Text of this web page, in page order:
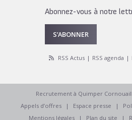
Abonnez-vous à notre
S’ABONNER
RSS Actus RSS agenda
Recrutement à Quimper
Appels d’offres
Espace presse
Mentions légales
Plan du site